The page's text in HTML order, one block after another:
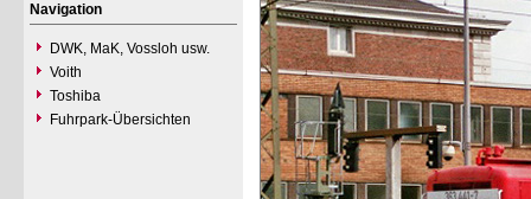
Navigation
DWK, MaK, Vossloh usw.
Voith
Toshiba
Fuhrpark-Übersichten